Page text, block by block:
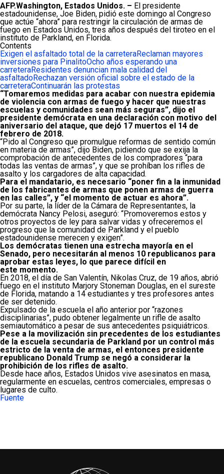
AFP.Washington, Estados Unidos. – El presidente
estadounidense, Joe Biden, pidió este domingo al Congreso
que actúe “ahora” para restringir la circulación de armas de
fuego en Estados Unidos, tres años después del tiroteo en el
instituto de Parkland, en Florida.
Contents
Exigen el asfaltado total de la carreteraReclaman mayores
inversiones para PinalitoOcho años esperando una
carreteraResidentes denuncian mala calidad del
asfaltadoRechazan versión oficial sobre el estado de la
carreteraContinuarán las protestas
“Tomaremos medidas para acabar con nuestra epidemia
de violencia con armas de fuego y hacer que nuestras
escuelas y comunidades sean más seguras”, dijo el
presidente demócrata en una declaración con motivo del
aniversario del ataque, que dejó 17 muertos el 14 de
febrero de 2018.
“Pido al Congreso que promulgue reformas de sentido común
en materia de armas”, dijo Biden, pidiendo que se exija la
comprobación de antecedentes de los compradores “para
todas las ventas de armas”, y que se prohíban los rifles de
asalto y los cargadores de alta capacidad.
Para el mandatario, es necesario “poner fin a la inmunidad
de los fabricantes de armas que ponen armas de guerra
en las calles”, y “el momento de actuar es ahora”.
Por su parte, la líder de la Cámara de Representantes, la
demócrata Nancy Pelosi, aseguró: “Promoveremos estos y
otros proyectos de ley para salvar vidas y ofreceremos el
progreso que la comunidad de Parkland y el pueblo
estadounidense merecen y exigen”.
Los demócratas tienen una estrecha mayoría en el
Senado, pero necesitarán al menos 10 republicanos para
aprobar estas leyes, lo que parece difícil en
este momento.
En 2018, el día de San Valentín, Nikolas Cruz, de 19 años, abrió
fuego en el instituto Marjory Stoneman Douglas, en el sureste
de Florida, matando a 14 estudiantes y tres profesores antes
de ser detenido.
Expulsado de la escuela el año anterior por “razones
disciplinarias”, pudo obtener legalmente un rifle de asalto
semiautomático a pesar de sus antecedentes psiquiátricos.
Pese a la movilización sin precedentes de los estudiantes
de la escuela secundaria de Parkland por un control más
estricto de la venta de armas, el entonces presidente
republicano Donald Trump se negó a considerar la
prohibición de los rifles de asalto.
Desde hace años, Estados Unidos vive asesinatos en masa,
regularmente en escuelas, centros comerciales, empresas o
lugares de culto.
Fuente